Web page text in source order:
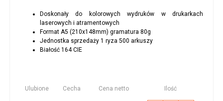
Doskonały do kolorowych wydruków w drukarkach
laserowych i atramentowych
Format A5 (210x148mm) gramatura 80g
Jednostka sprzedaży 1 ryza 500 arkuszy
Białość 164 CIE
Ulubione Cecha Cena netto Ilość